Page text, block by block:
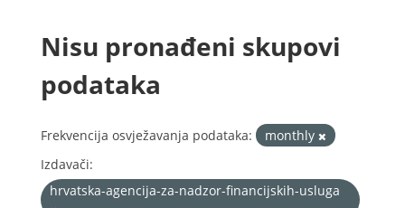
Nisu pronađeni skupovi
podataka
Frekvencija osvježavanja podataka:
monthly
Izdavači:
hrvatska-agencija-za-nadzor-financijskih-usluga